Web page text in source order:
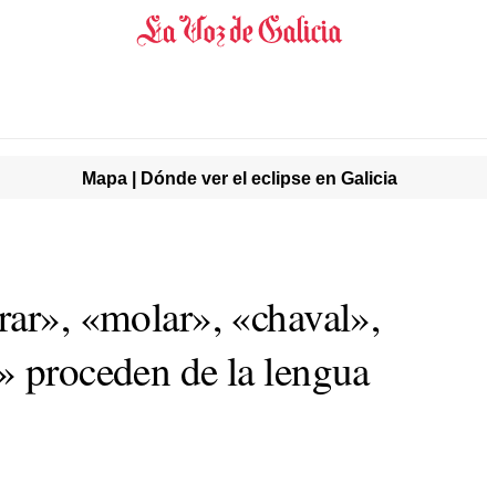
Mapa | Dónde ver el eclipse en Galicia
«molar», «chaval»,
proceden de la lengua